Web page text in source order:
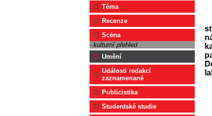
Téma
Recenze
Scéna
- kulturní přehled
Umění
Události redakcí
zaznamenané
Publicistika
Studentské studie